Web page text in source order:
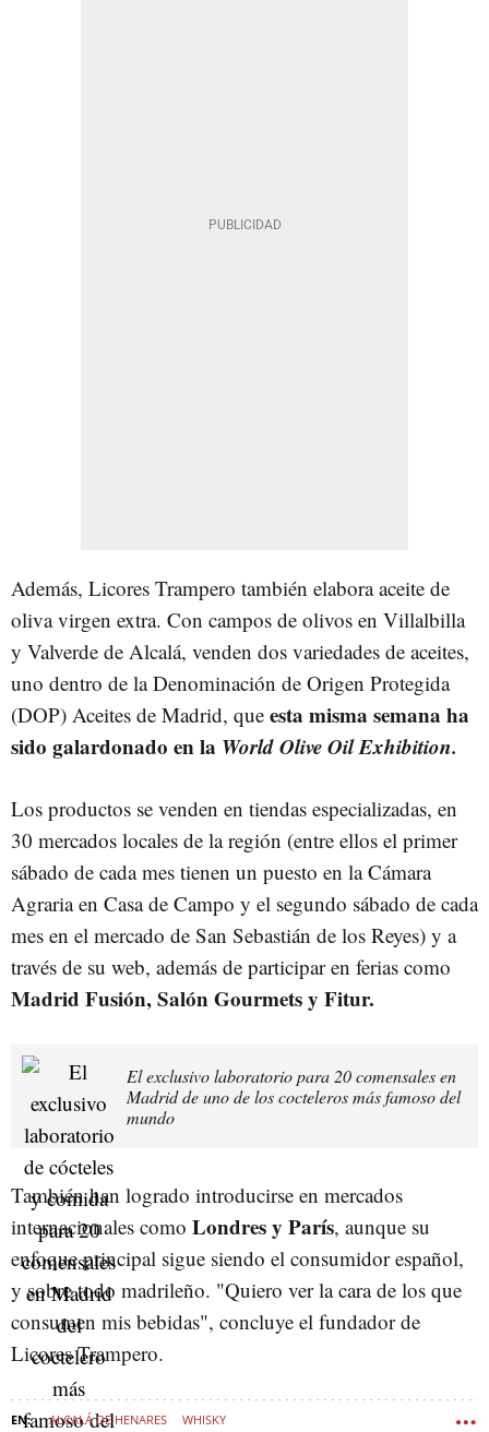
Además, Licores Trampero también elabora aceite de
oliva virgen extra. Con campos de olivos en Villalbilla
y Valverde de Alcalá, venden dos variedades de aceites,
uno dentro de la Denominación de Origen Protegida
(DOP) Aceites de Madrid, que esta misma semana ha
sido galardonado en la World Olive Oil Exhibition.
Los productos se venden en tiendas especializadas, en
30 mercados locales de la región (entre ellos el primer
sábado de cada mes tienen un puesto en la Cámara
Agraria en Casa de Campo y el segundo sábado de cada
mes en el mercado de San Sebastián de los Reyes) y a
través de su web, además de participar en ferias como
Madrid Fusión, Salón Gourmets y Fitur.
El exclusivo laboratorio para 20 comensales en
Madrid de uno de los cocteleros más famoso del
mundo
También han logrado introducirse en mercados
internacionales como Londres y París, aunque su
enfoque principal sigue siendo el consumidor español,
y sobre todo madrileño. "Quiero ver la cara de los que
consumen mis bebidas", concluye el fundador de
Licores Trampero.
ALCALÁ DE HENARES WHISKY